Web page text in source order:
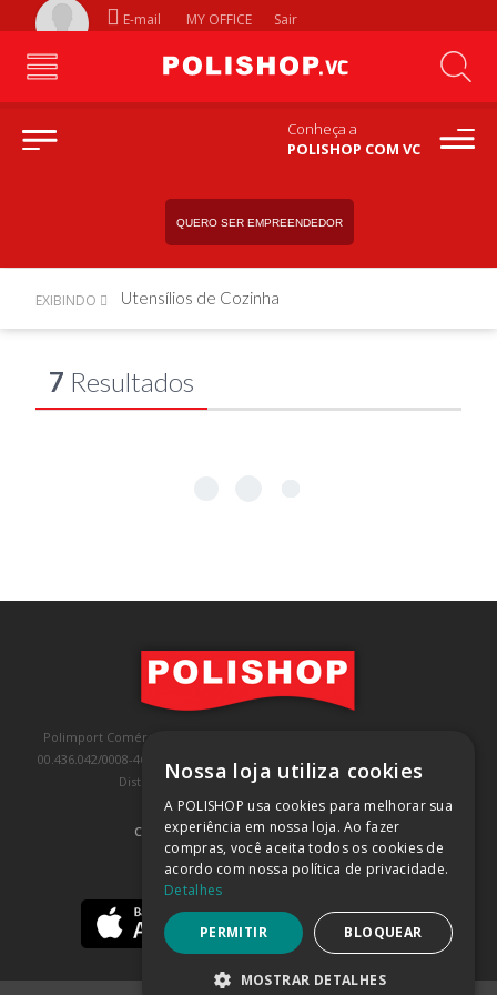
E-mail MY OFFICE Sair
Conheça a
POLISHOP COM VC
QUERO SER EMPREENDEDOR
EXIBINDO Utensílios de Cozinha
7 Resultados
Polimport Comércio e Exportação LTDA, inscrita no CNPJ/MF sob o nº
00.436.042/0008-46, IE 407.458.707.103, com sede na Rua Kanebo, nº 175,
Distrito Industrial, Jundiaí/SP, CEP: 13213-090
COMPRA 100% SEGURA (SAIBA MAIS)
BAIXE NOSSO APP
Nossa loja utiliza cookies
A POLISHOP usa cookies para melhorar sua
experiência em nossa loja. Ao fazer
compras, você aceita todos os cookies de
acordo com nossa política de privacidade.
Detalhes
PERMITIR BLOQUEAR
MOSTRAR DETALHES